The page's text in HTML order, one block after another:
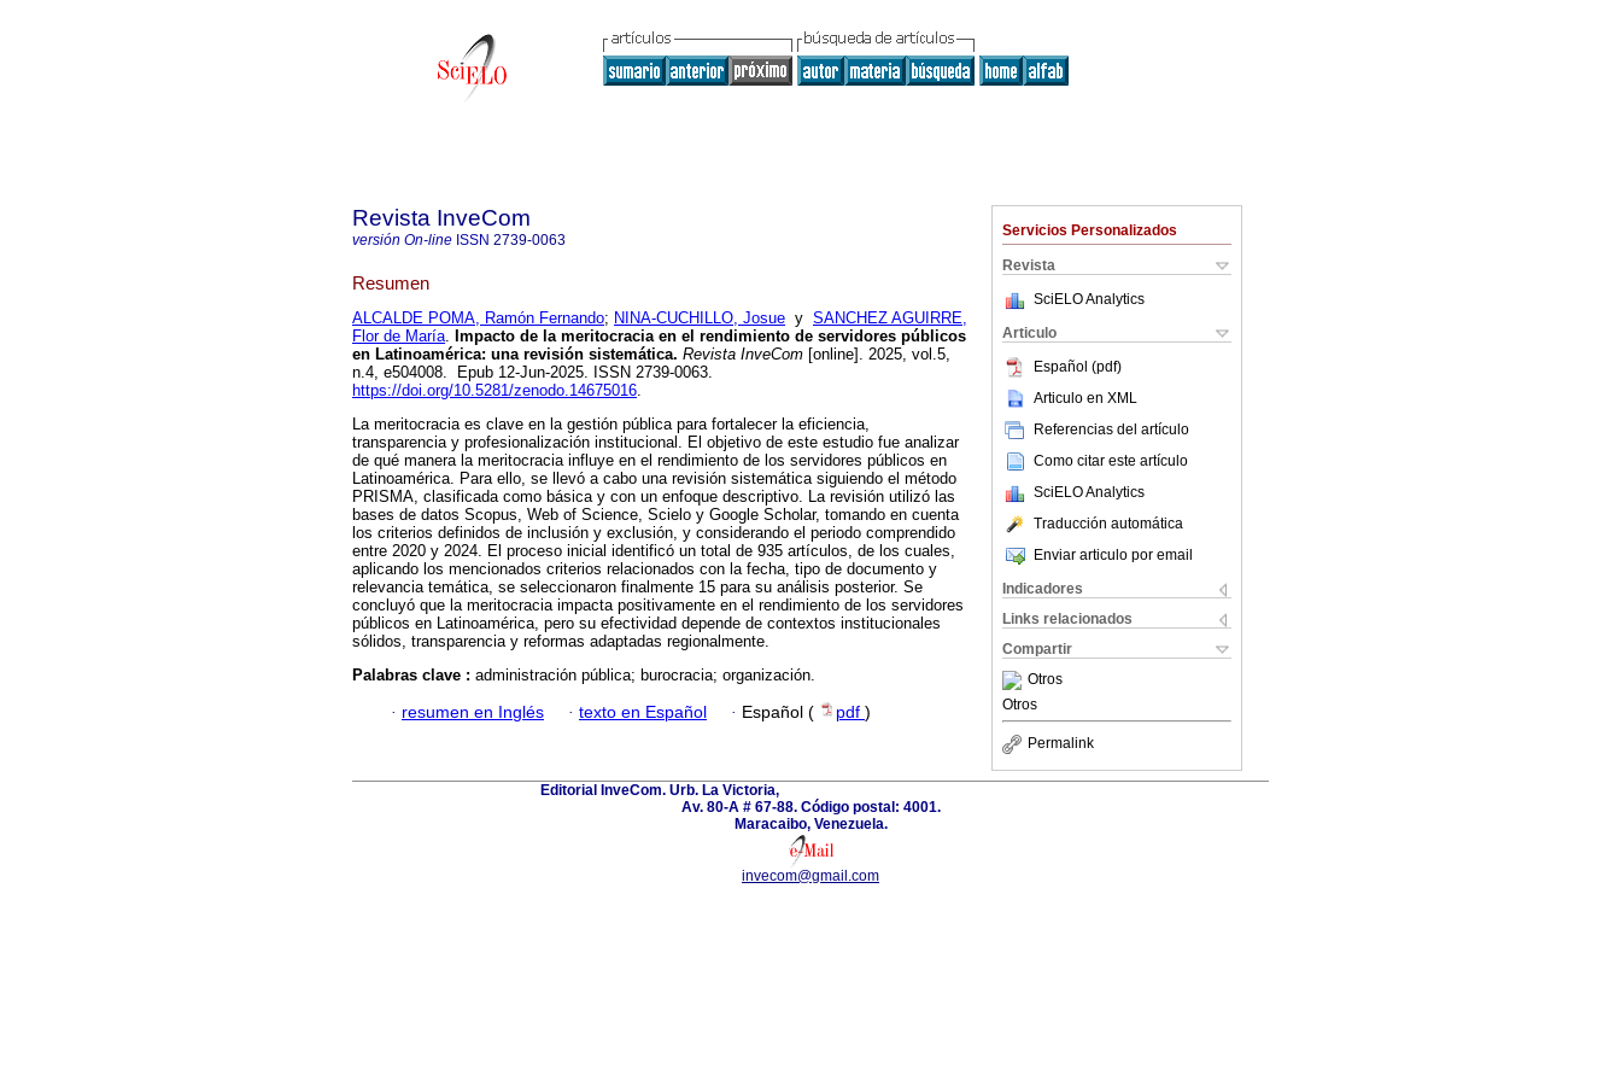
Servicios Personalizados
Revista
SciELO Analytics
Articulo
Español (pdf)
Articulo en XML
Referencias del artículo
Como citar este artículo
SciELO Analytics
Traducción automática
Enviar articulo por email
Indicadores
Links relacionados
Compartir
Otros
Otros
Permalink
Revista InveCom
versión On-line ISSN 2739-0063
Resumen
ALCALDE POMA, Ramón Fernando; NINA-CUCHILLO, Josue y SANCHEZ AGUIRRE,
Flor de María. Impacto de la meritocracia en el rendimiento de servidores públicos
en Latinoamérica: una revisión sistemática. Revista InveCom [online]. 2025, vol.5,
n.4, e504008. Epub 12-Jun-2025. ISSN 2739-0063.
https://doi.org/10.5281/zenodo.14675016.
La meritocracia es clave en la gestión pública para fortalecer la eficiencia,
transparencia y profesionalización institucional. El objetivo de este estudio fue analizar
de qué manera la meritocracia influye en el rendimiento de los servidores públicos en
Latinoamérica. Para ello, se llevó a cabo una revisión sistemática siguiendo el método
PRISMA, clasificada como básica y con un enfoque descriptivo. La revisión utilizó las
bases de datos Scopus, Web of Science, Scielo y Google Scholar, tomando en cuenta
los criterios definidos de inclusión y exclusión, y considerando el periodo comprendido
entre 2020 y 2024. El proceso inicial identificó un total de 935 artículos, de los cuales,
aplicando los mencionados criterios relacionados con la fecha, tipo de documento y
relevancia temática, se seleccionaron finalmente 15 para su análisis posterior. Se
concluyó que la meritocracia impacta positivamente en el rendimiento de los servidores
públicos en Latinoamérica, pero su efectividad depende de contextos institucionales
sólidos, transparencia y reformas adaptadas regionalmente.
Palabras clave : administración pública; burocracia; organización.
· resumen en Inglés · texto en Español · Español ( pdf )
Editorial InveCom. Urb. La Victoria,
Av. 80-A # 67-88. Código postal: 4001.
Maracaibo, Venezuela.
invecom@gmail.com